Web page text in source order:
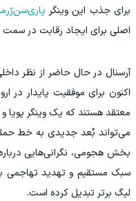
برای جذب این وینگر
اصلی برای ایجاد رقابت در
آرسنال در حال حاضر از نظر
اکنون برای موفقیت پایدار در
معتقد هستند که یک وینگر پویا و
می‌تواند بُعد جدیدی به خط
بخش هجومی، نگرانی‌هایی
سبک مستقیم و تهدید تهاجمی
لیگ برتر تبدیل کرده است.